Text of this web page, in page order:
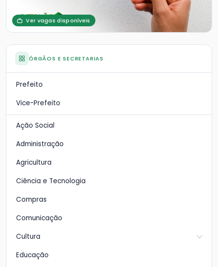
Ver vagas disponíveis
ÓRGÃOS E SECRETARIAS
Prefeito
Vice-Prefeito
Ação Social
Administração
Agricultura
Ciência e Tecnologia
Compras
Comunicação
Cultura
Educação